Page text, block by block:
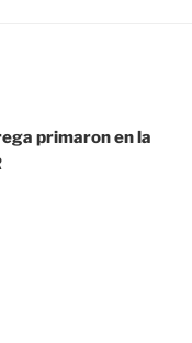
primaron en la